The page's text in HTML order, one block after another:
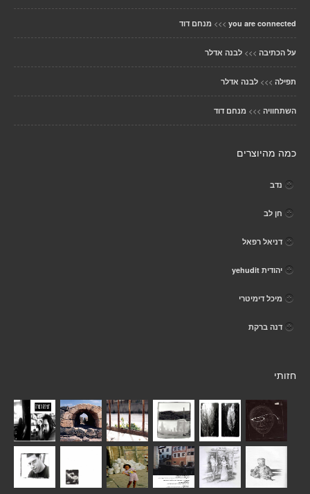
you are connected
>>> מנחם דוד
על הכתיבה >>> לבנה אדלר
תפילה >>> לבנה אדלר
השתחוויה >>> מנחם דוד
כמה מהיוצרים
נדב
חן לב
דניאל רפאל
יהודית yehudit
מיכל דימיטרי
דנה ברקת
חזותי